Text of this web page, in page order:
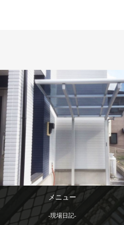
屋根工事
メニュー
-現場日記-